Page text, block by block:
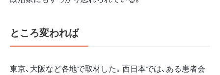
ところ変われば
東京、大阪など各地で取材した。西日本では、ある患者会